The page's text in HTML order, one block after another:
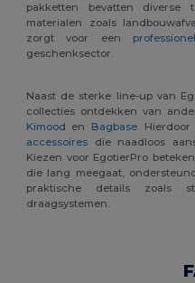
pakketten bevatten diverse
materialen zoals
zorgt voor een
geschenksector.
Naast de sterke line-up van
collecties ontdekken van
Kimood en Bagbase.
accessoires die naadloos
Kiezen voor EgotierPro
die lang meegaat,
praktische details zoals
draagsystemen.